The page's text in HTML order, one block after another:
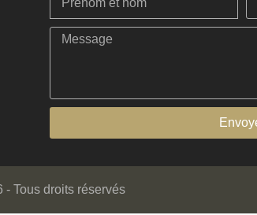
Tous droits réservés